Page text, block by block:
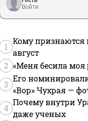
Войти
1
Кому признаются
август
2 «Меня бесила моя
3
Его
«Вор» Чухрая —
4
Почему внутри
даже ученых